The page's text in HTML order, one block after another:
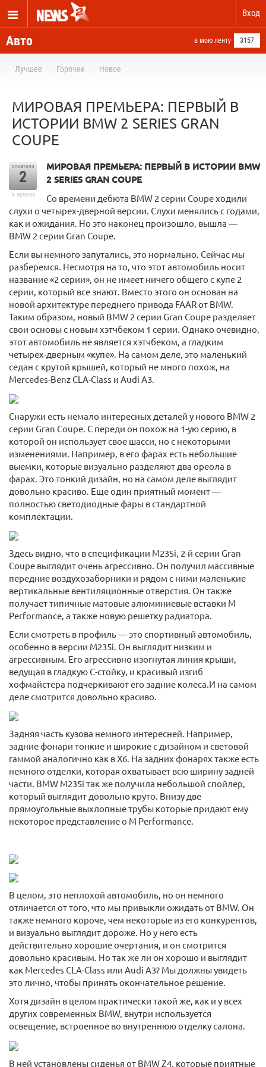
Вход
Авто в мою ленту 3157
Лучшее Горячее Новое
МИРОВАЯ ПРЕМЬЕРА: ПЕРВЫЙ В
ИСТОРИИ BMW 2 SERIES GRAN
COUPE
отметили
2
в архиве
МИРОВАЯ ПРЕМЬЕРА: ПЕРВЫЙ В ИСТОРИИ BMW
2 SERIES GRAN COUPE
Со времени дебюта BMW 2 серии Coupe ходили
слухи о четырех-дверной версии. Слухи менялись с годами,
как и ожидания. Но это наконец произошло, вышла —
BMW 2 серии Gran Coupe.
Если вы немного запутались, это нормально. Сейчас мы
разберемся. Несмотря на то, что этот автомобиль носит
название «2 серии», он не имеет ничего общего с купе 2
серии, который все знают. Вместо этого он основан на
новой архитектуре переднего привода FAAR от BMW.
Таким образом, новый BMW 2 серии Gran Coupe разделяет
свои основы с новым хэтчбеком 1 серии. Однако очевидно,
этот автомобиль не является хэтчбеком, а гладким
четырех-дверным «купе». На самом деле, это маленький
седан с крутой крышей, который не много похож, на
Mercedes-Benz CLA-Class и Audi A3.
Снаружи есть немало интересных деталей у нового BMW 2
серии Gran Coupe. С переди он похож на 1-ую серию, в
которой он использует свое шасси, но с некоторыми
изменениями. Например, в его фарах есть небольшие
выемки, которые визуально разделяют два ореола в
фарах. Это тонкий дизайн, но на самом деле выглядит
довольно красиво. Еще один приятный момент —
полностью светодиодные фары в стандартной
комплектации.
Здесь видно, что в спецификации M235i, 2-й серии Gran
Coupe выглядит очень агрессивно. Он получил массивные
передние воздухозаборники и рядом с ними маленькие
вертикальные вентиляционные отверстия. Он также
получает типичные матовые алюминиевые вставки M
Performance, а также новую решетку радиатора.
Если смотреть в профиль — это спортивный автомобиль,
особенно в версии M235i. Он выглядит низким и
агрессивным. Его агрессивно изогнутая линия крыши,
ведущая в гладкую С-стойку, и красивый изгиб
хофмайстера подчеркивают его задние колеса.И на самом
деле смотрится довольно красиво.
Задняя часть кузова немного интересней. Например,
задние фонари тонкие и широкие с дизайном и световой
гаммой аналогично как в X6. На задних фонарях также есть
немного отделки, которая охватывает всю ширину задней
части. BMW M235i так же получила небольшой спойлер,
который выглядит довольно круто. Внизу две
прямоугольные выхлопные трубы которые придают ему
некоторое представление о M Performance.
В целом, это неплохой автомобиль, но он немного
отличается от того, что мы привыкли ожидать от BMW. Он
также немного короче, чем некоторые из его конкурентов,
и визуально выглядит дороже. Но у него есть
действительно хорошие очертания, и он смотрится
довольно красивым. Но так же ли он хорошо и выглядит
как Mercedes CLA-Class или Audi A3? Мы должны увидеть
это лично, чтобы принять окончательное решение.
Хотя дизайн в целом практически такой же, как и у всех
других современных BMW, внутри используется
освещение, встроенное во внутреннюю отделку салона.
В ней установлены сиденья от BMW Z4, которые приятные